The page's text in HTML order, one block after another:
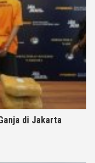
di Jakarta